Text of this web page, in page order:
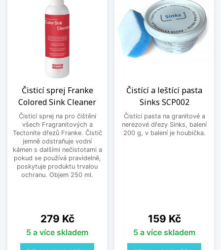
Čisticí sprej Franke
Colored Sink Cleaner
Čisticí sprej na pro čištění
všech Fragranitových a
Tectonite dřezů Franke. Čistič
jemně odstraňuje vodní
kámen s dalšími nečistotami a
pokud se používá pravidelně,
poskytuje produktu trvalou
ochranu. Objem 250 ml.
Cena
279 Kč
5 a více skladem
Čistící a leštící pasta
Sinks SCP002
Čistící pasta na granitové a
nerezové dřezy Sinks, balení
200 g, v balení je houbička.
Cena
159 Kč
5 a více skladem